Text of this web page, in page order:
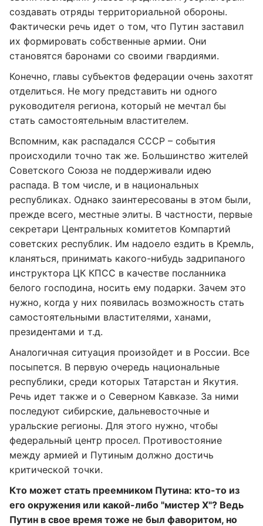
создавать отряды территориальной обороны.
Фактически речь идет о том, что Путин заставил
их формировать собственные армии. Они
становятся баронами со своими гвардиями.
Конечно, главы субъектов федерации очень захотят
отделиться. Не могу представить ни одного
руководителя региона, который не мечтал бы
стать самостоятельным властителем.
Вспомним, как распадался СССР – события
происходили точно так же. Большинство жителей
Советского Союза не поддерживали идею
распада. В том числе, и в национальных
республиках. Однако заинтересованы в этом были,
прежде всего, местные элиты. В частности, первые
секретари Центральных комитетов Компартий
советских республик. Им надоело ездить в Кремль,
кланяться, принимать какого-нибудь задрипаного
инструктора ЦК КПСС в качестве посланника
белого господина, носить ему подарки. Зачем это
нужно, когда у них появилась возможность стать
самостоятельными властителями, ханами,
президентами и т.д.
Аналогичная ситуация произойдет и в России. Все
посыпется. В первую очередь национальные
республики, среди которых Татарстан и Якутия.
Речь идет также и о Северном Кавказе. За ними
последуют сибирские, дальневосточные и
уральские регионы. Для этого нужно, чтобы
федеральный центр просел. Противостояние
между армией и Путиным должно достичь
критической точки.
Кто может стать преемником Путина: кто-то из
его окружения или какой-либо "мистер Х"? Ведь
Путин в свое время тоже не был фаворитом, но